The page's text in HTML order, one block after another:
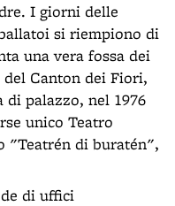
I giorni delle
si riempiono di
una vera fossa dei
Canton dei Fiori,
palazzo, nel 1976
unico Teatro
"Teatrén di buratén",
di uffici